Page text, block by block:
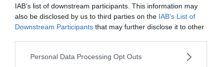
IAB’s list of downstream participants. This information may
also be disclosed by us to third parties on the IAB’s List of
Downstream Participants that may further disclose it to other
Personal Data Processing Opt Outs
Dans quelle ville loger à Madagascar ?